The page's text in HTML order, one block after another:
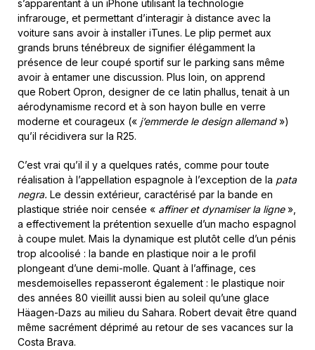
s’apparentant à un iPhone utilisant la technologie
infrarouge, et permettant d’interagir à distance avec la
voiture sans avoir à installer iTunes. Le plip permet aux
grands bruns ténébreux de signifier élégamment la
présence de leur coupé sportif sur le parking sans même
avoir à entamer une discussion. Plus loin, on apprend
que Robert Opron, designer de ce latin phallus, tenait à un
aérodynamisme record et à son hayon bulle en verre
moderne et courageux (« j’emmerde le design allemand»)
qu’il récidivera sur la R25.
C’est vrai qu’il il y a quelques ratés, comme pour toute
réalisation à l’appellation espagnole à l’exception de la pata
negra. Le dessin extérieur, caractérisé par la bande en
plastique striée noir censée « affiner et dynamiser la ligne»,
a effectivement la prétention sexuelle d’un macho espagnol
à coupe mulet. Mais la dynamique est plutôt celle d’un pénis
trop alcoolisé : la bande en plastique noir a le profil
plongeant d’une demi-molle. Quant à l’affinage, ces
mesdemoiselles repasseront également : le plastique noir
des années 80 vieillit aussi bien au soleil qu’une glace
Häagen-Dazs au milieu du Sahara. Robert devait être quand
même sacrément déprimé au retour de ses vacances sur la
Costa Brava.